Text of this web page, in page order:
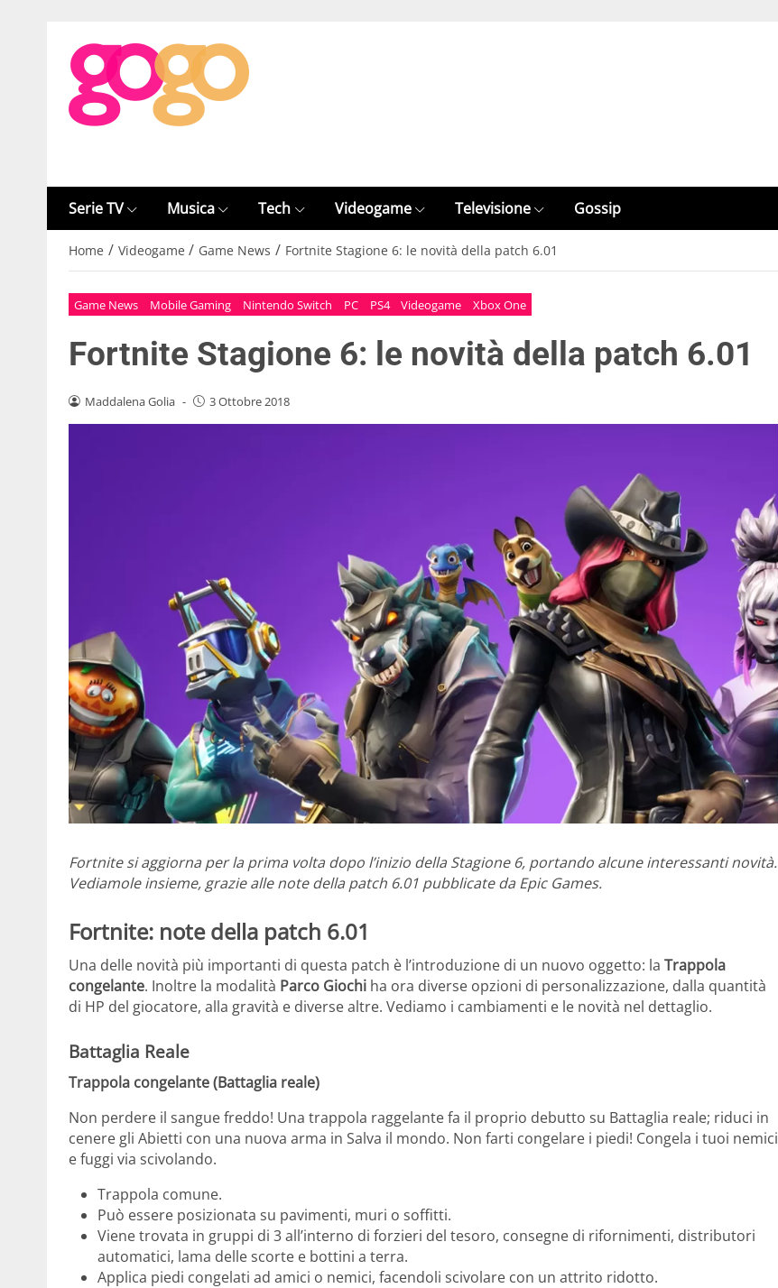
Serie TV Musica Tech Videogame Televisione Gossip
Home / Videogame / Game News / Fortnite Stagione 6: le novità della patch 6.01
Game News Mobile Gaming Nintendo Switch PC PS4 Videogame Xbox One
Fortnite Stagione 6: le novità della patch 6.01
Maddalena Golia - 3 Ottobre 2018
Fortnite si aggiorna per la prima volta dopo l’inizio della Stagione 6, portando alcune interessanti novità.
Vediamole insieme, grazie alle note della patch 6.01 pubblicate da Epic Games.
Fortnite: note della patch 6.01
Una delle novità più importanti di questa patch è l’introduzione di un nuovo oggetto: la Trappola
congelante. Inoltre la modalità Parco Giochi ha ora diverse opzioni di personalizzazione, dalla quantità
di HP del giocatore, alla gravità e diverse altre. Vediamo i cambiamenti e le novità nel dettaglio.
Battaglia Reale
Trappola congelante (Battaglia reale)
Non perdere il sangue freddo! Una trappola raggelante fa il proprio debutto su Battaglia reale; riduci in
cenere gli Abietti con una nuova arma in Salva il mondo. Non farti congelare i piedi! Congela i tuoi nemici
e fuggi via scivolando.
Trappola comune.
Può essere posizionata su pavimenti, muri o soffitti.
Viene trovata in gruppi di 3 all’interno di forzieri del tesoro, consegne di rifornimenti, distributori
automatici, lama delle scorte e bottini a terra.
Applica piedi congelati ad amici o nemici, facendoli scivolare con un attrito ridotto.